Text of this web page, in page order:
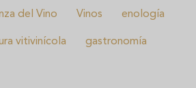
del Vino Vinos enología
vitivinícola gastronomía